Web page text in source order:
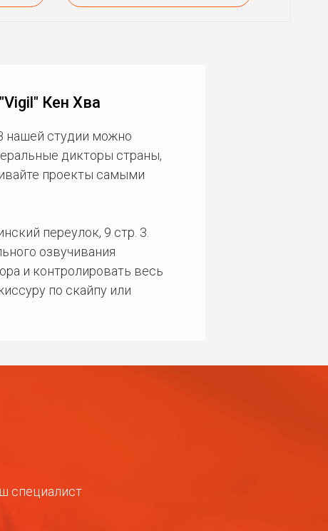
Кен Хва
нашей студии можно
дикторы страны,
проекты самыми
переулок, 9 стр. 3.
озвучивания
и контролировать весь
по скайпу или
специалист